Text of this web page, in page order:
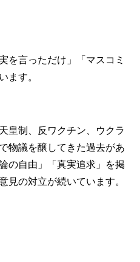
を言っただけ」「マスコミ
ます。
皇制、反ワクチン、ウクラ
物議を醸してきた過去があ
の自由」「真実追求」を掲
見の対立が続いています。